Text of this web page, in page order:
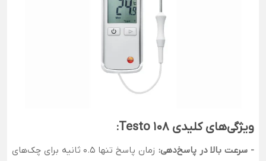
ویژگی‌های کلیدی Testo 108:
- سرعت بالا در پاسخ‌دهی:
زمان پاسخ تنها 0.5 ثانیه برای چک‌های